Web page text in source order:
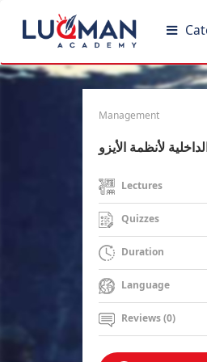
Management
لأنظمة الأيزو
Lectures
Quizzes
Duration
Language
Reviews (0)